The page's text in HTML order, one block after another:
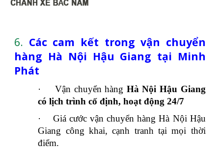
6. Các cam kết trong vận chuyển
hàng Hà Nội Hậu Giang tại Minh
Phát
· Vận chuyển hàng Hà Nội Hậu Giang
có lịch trình cố định, hoạt động 24/7
·
Giá cước vận chuyển hàng Hà Nội Hậu
Giang công khai, cạnh tranh tại mọi thời
điểm.